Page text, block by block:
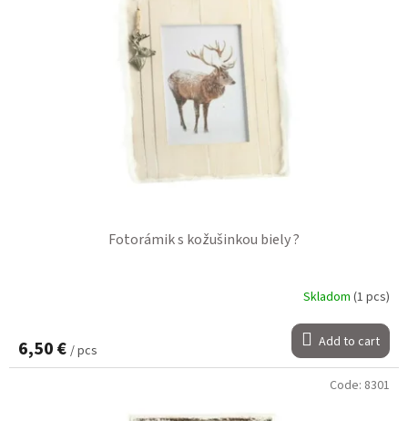
Fotorámik s kožušinkou biely ?
Skladom (1 pcs)
6,50 € / pcs Add to cart
Code: 8301